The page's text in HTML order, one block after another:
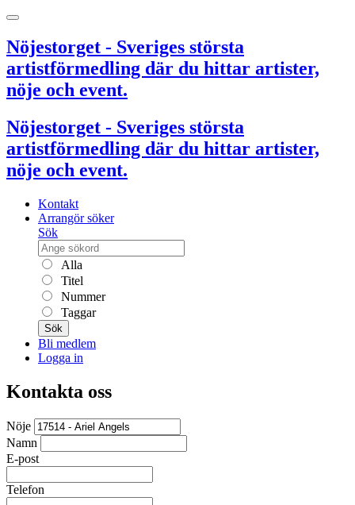
Nöjestorget - Sveriges största
artistförmedling där du hittar artister,
nöje och event.
Nöjestorget - Sveriges största
artistförmedling där du hittar artister,
nöje och event.
Kontakt
Arrangör söker
Sök
Alla
Titel
Nummer
Taggar
Sök
Bli medlem
Logga in
Kontakta oss
Nöje
Namn
E-post
Telefon